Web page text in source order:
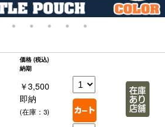
価格 (税込)
納期
￥3,500
即納
(在庫：3)